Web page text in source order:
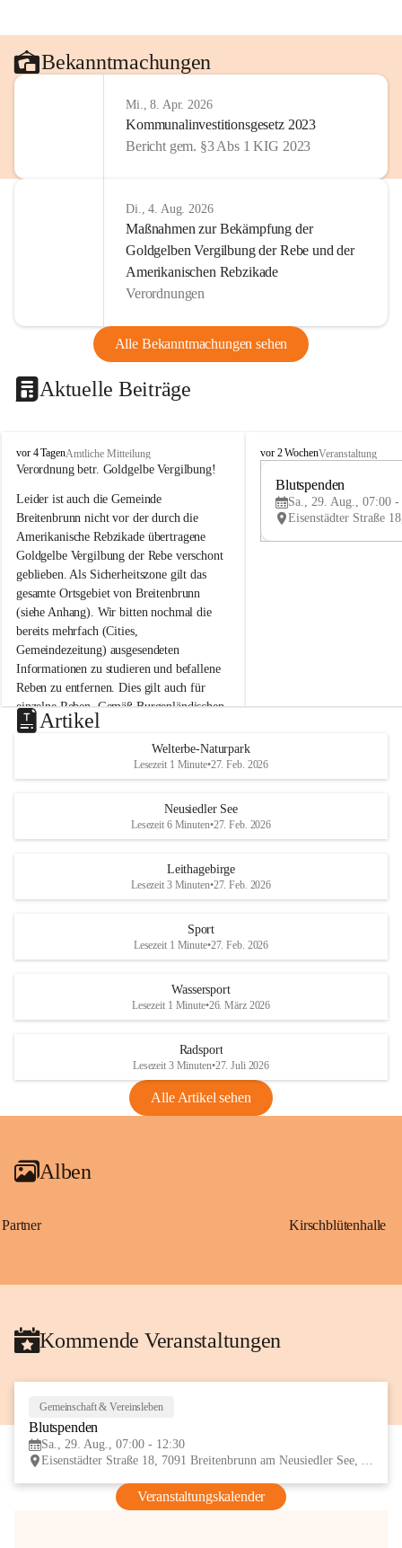
Bekanntmachungen
Mi., 8. Apr. 2026
Kommunalinvestitionsgesetz 2023
Bericht gem. §3 Abs 1 KIG 2023
Di., 4. Aug. 2026
Maßnahmen zur Bekämpfung der
Goldgelben Vergilbung der Rebe und der
Amerikanischen Rebzikade
Verordnungen
Alle Bekanntmachungen sehen
Aktuelle Beiträge
B
r
i
t
e
n
b
r
u
n
n
a
m
N
e
u
s
d
S
vor 4 TagenAmtliche Mitteilung
Verordnung betr. Goldgelbe Vergilbung!
Leider ist auch die Gemeinde
Breitenbrunn nicht vor der durch die
Amerikanische Rebzikade übertragene
Goldgelbe Vergilbung der Rebe verschont
geblieben. Als Sicherheitszone gilt das
gesamte Ortsgebiet von Breitenbrunn
(siehe Anhang). Wir bitten nochmal die
bereits mehrfach (Cities,
Gemeindezeitung) ausgesendeten
Informationen zu studieren und befallene
Reben zu entfernen. Dies gilt auch für
einzelne Reben. Gemäß Burgenländischen
Weinbaugesetz sind nicht gepflegte oder
unzulässige Weingärten zu roden! Bitte
helfen wir zusammen um unsere Winzer
vor den prognostizierten Ernteausfällen
und den daraus folgenden wirtschaftlichen
Maßnahmen zur Bekämpfung
Rebe und der Amerikanischen
Anhang VBl. EU Nr. 18
1 Seite•1,4 MB
VBl. EU Nr. 18_2026
B
e
u
e
d
r
S
vor 2 WochenVeranstaltung
Blutspenden
Sa., 29. Aug., 07:00 -
Artikel
Welterbe-Naturpark
Lesezeit 1 Minute•27. Feb. 2026
Neusiedler See
Lesezeit 6 Minuten•27. Feb. 2026
Leithagebirge
Lesezeit 3 Minuten•27. Feb. 2026
Sport
Lesezeit 1 Minute•27. Feb. 2026
Wassersport
Lesezeit 1 Minute•26. März 2026
Radsport
Lesezeit 3 Minuten•27. Juli 2026
Alle Artikel sehen
Alben
Partner Kirschblütenhalle
Kommende Veranstaltungen
Gemeinschaft & Vereinsleben
Blutspenden
Sa., 29. Aug., 07:00 - 12:30
Eisenstädter Straße 18, 7091 Breitenbrunn am Neusiedler See, AUT
Veranstaltungskalender